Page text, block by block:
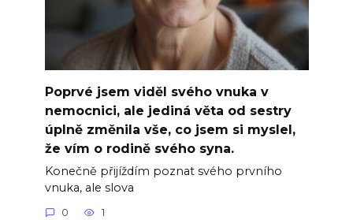
Poprvé jsem viděl svého vnuka v
nemocnici, ale jediná věta od sestry
úplně změnila vše, co jsem si myslel,
že vím o rodině svého syna.
Konečně přijíždím poznat svého prvního
vnuka, ale slova
0 1